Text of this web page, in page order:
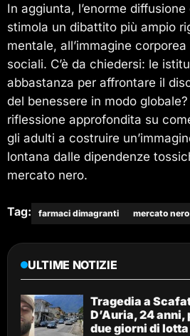
In aggiunta, l’enorme
stimola un dibattito più ampio
mentale, all’immagine
sociali. C’è da chiedersi: le
abbastanza per affrontare il
del benessere in modo
riflessione approfondita su
gli adulti a costruire
lontana dalle dipendenze
mercato nero.
Tag: farmaci dimagranti mercato nero
ULTIME NOTIZIE
Tragedia a
D’Auria, 24
due giorni di